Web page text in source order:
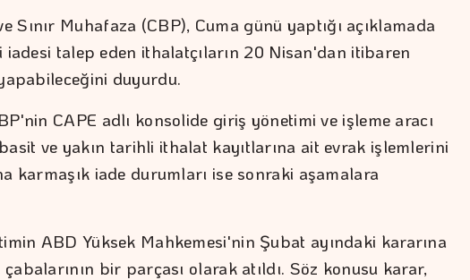
Sınır Muhafaza (CBP), Cuma günü yaptığı açıklamada
talep eden ithalatçıların 20 Nisan'dan itibaren
duyurdu.
CAPE adlı konsolide giriş yönetimi ve işleme aracı
ve yakın tarihli ithalat kayıtlarına ait evrak işlemlerini
karmaşık iade durumları ise sonraki aşamalara
ABD Yüksek Mahkemesi'nin Şubat ayındaki kararına
bir parçası olarak atıldı. Söz konusu karar,